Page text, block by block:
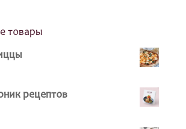
товары
рецептов